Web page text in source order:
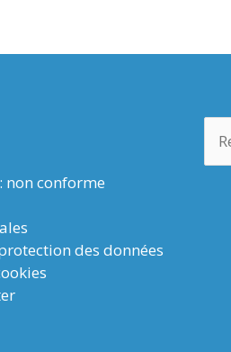
non conforme
des données